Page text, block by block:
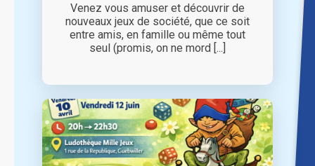
Venez vous amuser et découvrir de
nouveaux jeux de société, que ce soit
entre amis, en famille ou même tout
seul (promis, on ne mord [...]